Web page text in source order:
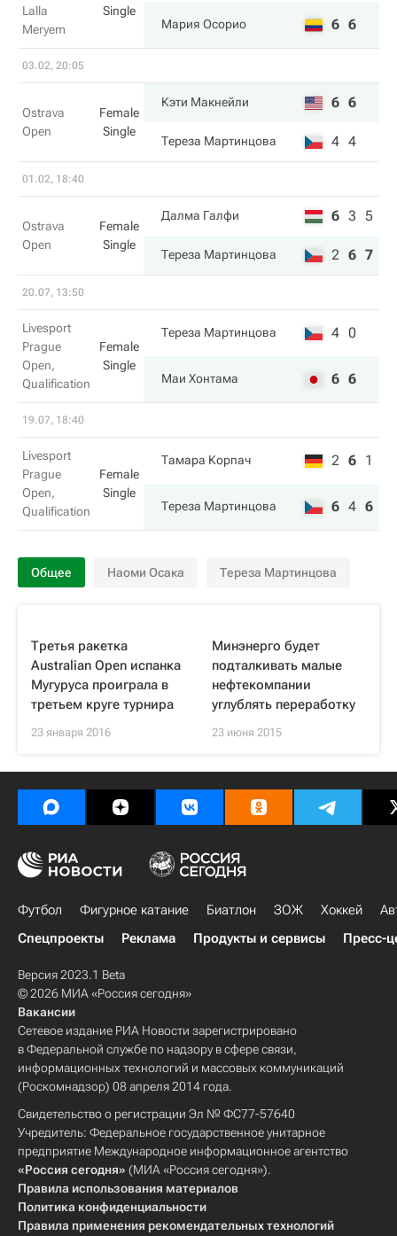
Lalla
Meryem
Single
Мария Осорио 6 6
03.02, 20:05
Ostrava
Open
Female
Single
Кэти Макнейли 6 6
Тереза Мартинцова 4 4
01.02, 18:40
Ostrava
Open
Female
Single
Далма Галфи 6 3 5
Тереза Мартинцова 2 6 7
20.07, 13:50
Livesport
Prague
Open,
Qualification
Female
Single
Тереза Мартинцова 4 0
Маи Хонтама 6 6
19.07, 18:40
Livesport
Prague
Open,
Qualification
Female
Single
Тамара Корпач 2 6 1
Тереза Мартинцова 6 4 6
Общее Наоми Осака Тереза Мартинцова
Третья ракетка
Australian Open испанка
Мугуруса проиграла в
третьем круге турнира
23 января 2016
Минэнерго будет
подталкивать малые
нефтекомпании
углублять переработку
23 июня 2015
Футбол Фигурное катание Биатлон ЗОЖ Хоккей
Спецпроекты
Реклама Продукты и сервисы Пресс-
Версия 2023.1 Beta
© 2026 МИА «Россия сегодня»
Вакансии
Сетевое издание РИА Новости зарегистрировано
в Федеральной службе по надзору в сфере связи,
информационных технологий и массовых коммуникаций
(Роскомнадзор) 08 апреля 2014 года.
Свидетельство о регистрации Эл № ФС77-57640
Учредитель: Федеральное государственное унитарное
предприятие Международное информационное агентство
«Россия сегодня» (МИА «Россия сегодня»).
Правила использования материалов
Политика конфиденциальности
Правила применения рекомендательных технологий